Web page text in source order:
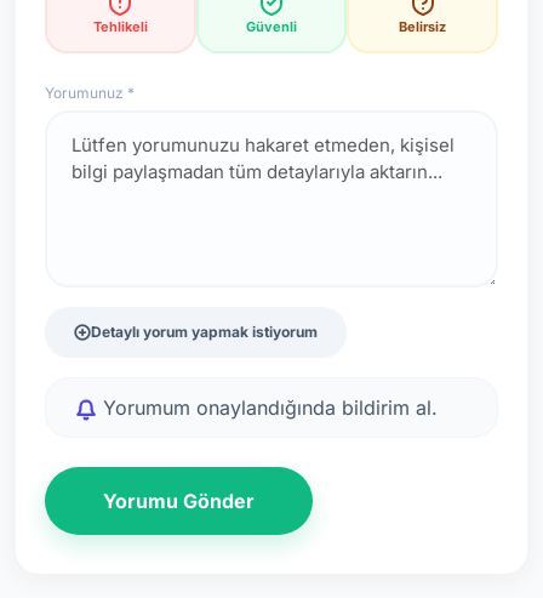
Tehlikeli Güvenli Belirsiz
Yorumunuz *
Detaylı yorum yapmak istiyorum
Yorumum onaylandığında bildirim al.
Yorumu Gönder